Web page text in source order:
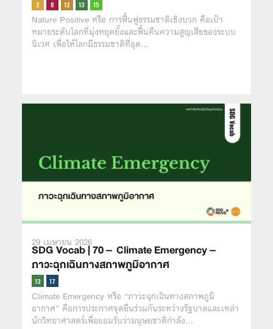
Nature Positive หรือ การฟื้นฟูธรรมชาติเชิงบวก คือเป้า
หมายระดับโลกที่มุ่งหยุดยั้งและฟื้นคืนความสูญเสียของระบบ
นิเวศ เพื่อให้โลกมีธรรมชาติที่อุด…
29 เมษายน 2026
SDG Vocab | 70 – Climate Emergency –
ภาวะฉุกเฉินทางสภาพภูมิอากาศ
Climate Emergency หรือ “ภาวะฉุกเฉินทางสภาพภูมิ
อากาศ” คือการประกาศจุดยืนร่วมกันระหว่างรัฐบาลและเหล่า
นักวิทยาศาสตร์เพื่อยอมรับว่ามนุษยชาติกำลัง…